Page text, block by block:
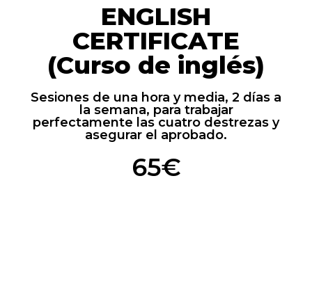
ENGLISH
CERTIFICATE
(Curso de inglés)
Sesiones de una hora y media, 2 días a
la semana, para trabajar
perfectamente las cuatro destrezas y
asegurar el aprobado.
65€